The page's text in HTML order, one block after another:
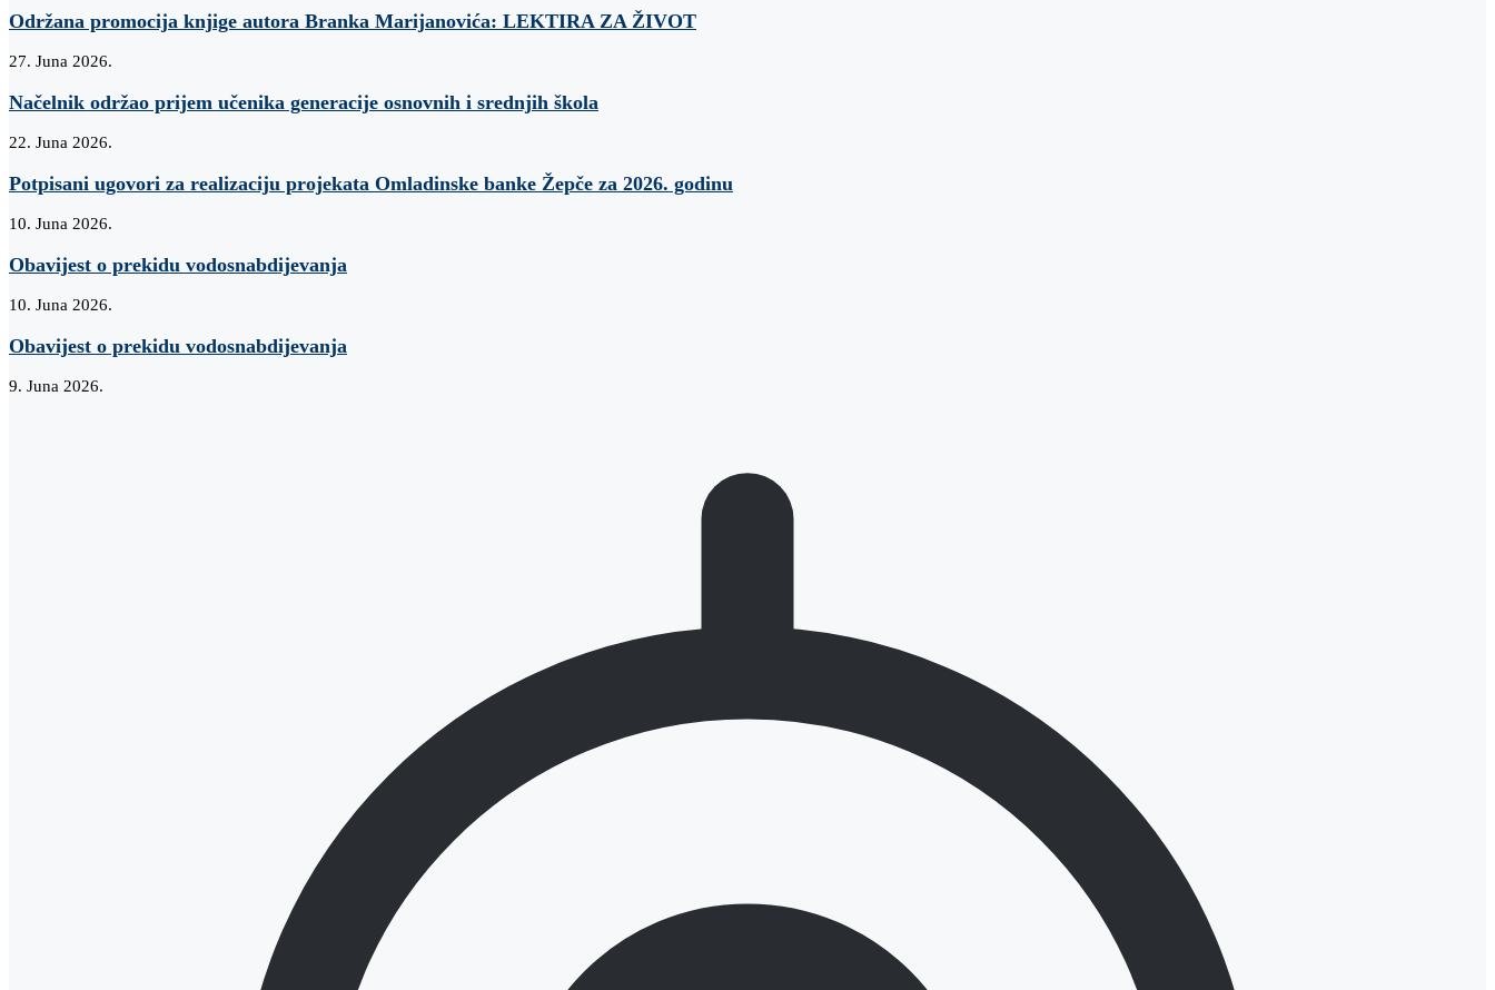
Održana promocija knjige autora Branka Marijanovića: LEKTIRA ZA ŽIVOT
27. Juna 2026.
Načelnik održao prijem učenika generacije osnovnih i srednjih škola
22. Juna 2026.
Potpisani ugovori za realizaciju projekata Omladinske banke Žepče za 2026. godinu
10. Juna 2026.
Obavijest o prekidu vodosnabdijevanja
10. Juna 2026.
Obavijest o prekidu vodosnabdijevanja
9. Juna 2026.